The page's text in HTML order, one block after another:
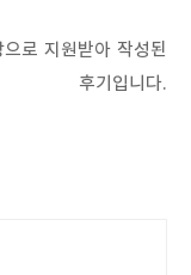
로 지원받아 작성된
후기입니다.